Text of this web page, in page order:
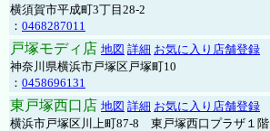
横須賀市平成町3丁目28-2
： 0468287011
戸塚モディ店 地図 詳細 お気に入り店舗登録
神奈川県横浜市戸塚区戸塚町10
： 0458696131
東戸塚西口店 地図 詳細 お気に入り店舗登録
横浜市戸塚区川上町87-8 東戸塚西口プラザ１階